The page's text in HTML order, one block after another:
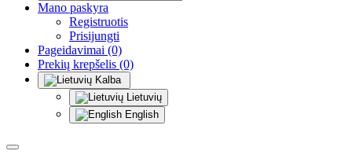
Mano paskyra
Registruotis
Prisijungti
Pageidavimai (0)
Prekių krepšelis (0)
Kalba
Lietuvių
English